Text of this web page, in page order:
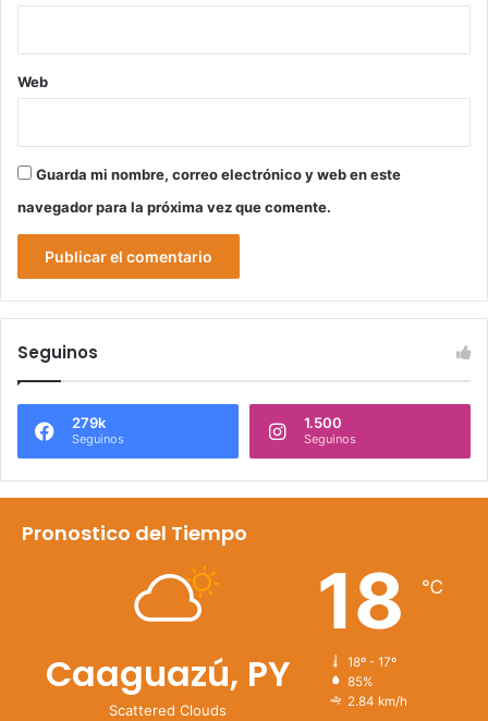
Web
Guarda mi nombre, correo electrónico y web en este
navegador para la próxima vez que comente.
Seguinos
279k
Seguinos
1.500
Seguinos
Pronostico del Tiempo
Caaguazú, PY
Scattered Clouds
18 ℃
18º - 17º
85%
2.84 km/h